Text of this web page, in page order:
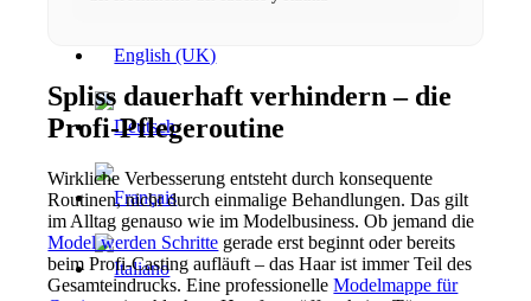
Spliss dauerhaft verhindern – die
Profi-Pflegeroutine
Wirkliche Verbesserung entsteht durch konsequente
Routinen, nicht durch einmalige Behandlungen. Das gilt
im Alltag genauso wie im Modelbusiness. Ob jemand die
Model werden Schritte gerade erst beginnt oder bereits
beim Profi-Casting aufläuft – das Haar ist immer Teil des
Gesamteindrucks. Eine professionelleModelmappe für